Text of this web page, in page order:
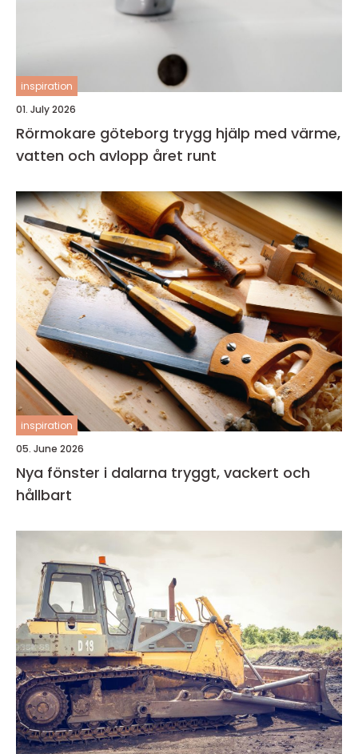
inspiration
01. July 2026
Rörmokare göteborg trygg hjälp med värme,
vatten och avlopp året runt
inspiration
05. June 2026
Nya fönster i dalarna tryggt, vackert och
hållbart